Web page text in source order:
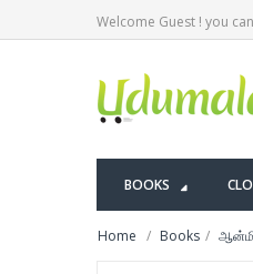
Welcome Guest ! you can
BOOKS
Home Books